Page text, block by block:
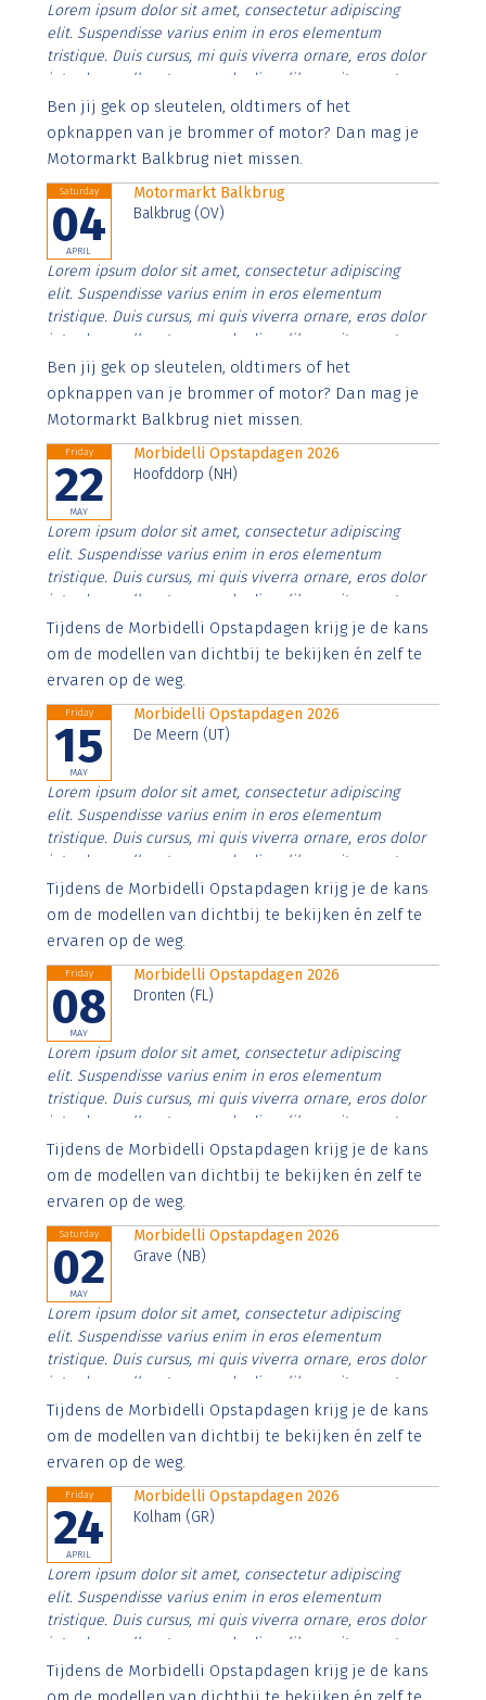
Lorem ipsum dolor sit amet, consectetur adipiscing
elit. Suspendisse varius enim in eros elementum
tristique. Duis cursus, mi quis viverra ornare, eros dolor
interdum nulla, ut commodo diam libero vitae erat.
Aenean faucibus nibh et justo cursus id rutrum lorem
imperdiet. Nunc ut sem vitae risus tristique posuere.
Ben jij gek op sleutelen, oldtimers of het
opknappen van je brommer of motor? Dan mag je
Motormarkt Balkbrug niet missen.
Saturday
04
APRIL
Motormarkt Balkbrug
Balkbrug (OV)
Lorem ipsum dolor sit amet, consectetur adipiscing
elit. Suspendisse varius enim in eros elementum
tristique. Duis cursus, mi quis viverra ornare, eros dolor
interdum nulla, ut commodo diam libero vitae erat.
Aenean faucibus nibh et justo cursus id rutrum lorem
imperdiet. Nunc ut sem vitae risus tristique posuere.
Ben jij gek op sleutelen, oldtimers of het
opknappen van je brommer of motor? Dan mag je
Motormarkt Balkbrug niet missen.
Friday
22
MAY
Morbidelli Opstapdagen 2026
Hoofddorp (NH)
Lorem ipsum dolor sit amet, consectetur adipiscing
elit. Suspendisse varius enim in eros elementum
tristique. Duis cursus, mi quis viverra ornare, eros dolor
interdum nulla, ut commodo diam libero vitae erat.
Aenean faucibus nibh et justo cursus id rutrum lorem
imperdiet. Nunc ut sem vitae risus tristique posuere.
Tijdens de Morbidelli Opstapdagen krijg je de kans
om de modellen van dichtbij te bekijken én zelf te
ervaren op de weg.
Friday
15
MAY
Morbidelli Opstapdagen 2026
De Meern (UT)
Lorem ipsum dolor sit amet, consectetur adipiscing
elit. Suspendisse varius enim in eros elementum
tristique. Duis cursus, mi quis viverra ornare, eros dolor
interdum nulla, ut commodo diam libero vitae erat.
Aenean faucibus nibh et justo cursus id rutrum lorem
imperdiet. Nunc ut sem vitae risus tristique posuere.
Tijdens de Morbidelli Opstapdagen krijg je de kans
om de modellen van dichtbij te bekijken én zelf te
ervaren op de weg.
Friday
08
MAY
Morbidelli Opstapdagen 2026
Dronten (FL)
Lorem ipsum dolor sit amet, consectetur adipiscing
elit. Suspendisse varius enim in eros elementum
tristique. Duis cursus, mi quis viverra ornare, eros dolor
interdum nulla, ut commodo diam libero vitae erat.
Aenean faucibus nibh et justo cursus id rutrum lorem
imperdiet. Nunc ut sem vitae risus tristique posuere.
Tijdens de Morbidelli Opstapdagen krijg je de kans
om de modellen van dichtbij te bekijken én zelf te
ervaren op de weg.
Saturday
02
MAY
Morbidelli Opstapdagen 2026
Grave (NB)
Lorem ipsum dolor sit amet, consectetur adipiscing
elit. Suspendisse varius enim in eros elementum
tristique. Duis cursus, mi quis viverra ornare, eros dolor
interdum nulla, ut commodo diam libero vitae erat.
Aenean faucibus nibh et justo cursus id rutrum lorem
imperdiet. Nunc ut sem vitae risus tristique posuere.
Tijdens de Morbidelli Opstapdagen krijg je de kans
om de modellen van dichtbij te bekijken én zelf te
ervaren op de weg.
Friday
24
APRIL
Morbidelli Opstapdagen 2026
Kolham (GR)
Lorem ipsum dolor sit amet, consectetur adipiscing
elit. Suspendisse varius enim in eros elementum
tristique. Duis cursus, mi quis viverra ornare, eros dolor
interdum nulla, ut commodo diam libero vitae erat.
Aenean faucibus nibh et justo cursus id rutrum lorem
imperdiet. Nunc ut sem vitae risus tristique posuere.
Tijdens de Morbidelli Opstapdagen krijg je de kans